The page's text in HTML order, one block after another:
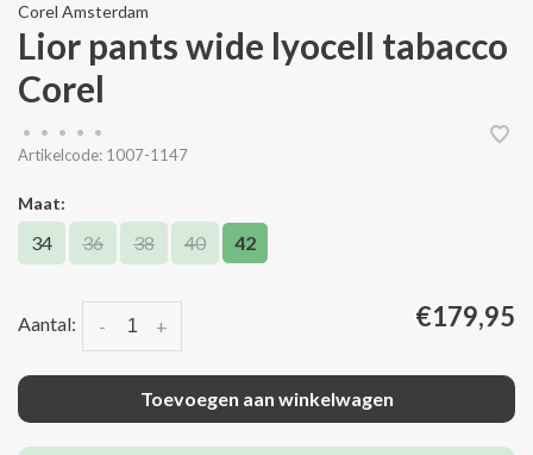
Corel Amsterdam
Lior pants wide lyocell tabacco
Corel
• • • •
•
Artikelcode: 1007-1147
Maat:
34 36 38 40 42
Aantal: +
- €179,95
Toevoegen aan winkelwagen